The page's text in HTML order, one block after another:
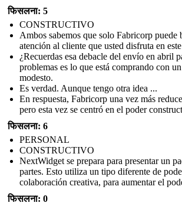
फिसलना: 5
CONSTRUCTIVO
Ambos sabemos que solo Fabricorp
atención al cliente que usted disfruta en
¿Recuerdas esa debacle del envío en abril
problemas es lo que está comprando con
modesto.
Es verdad. Aunque tengo otra idea ...
En respuesta, Fabricorp una vez más
pero esta vez se centró en el poder
फिसलना: 6
PERSONAL
CONSTRUCTIVO
NextWidget se prepara para presentar un
partes. Esto utiliza un tipo diferente de
colaboración creativa, para aumentar el
फिसलना: 0